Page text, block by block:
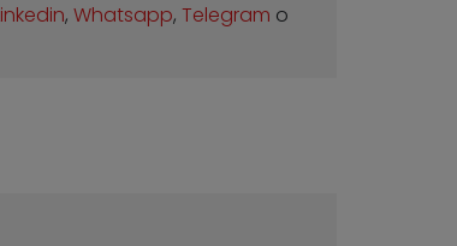
,Whatsapp,Telegram o